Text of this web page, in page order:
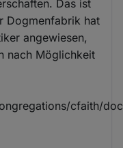
Das ist
Dogmenfabrik hat
angewiesen,
nach Möglichkeit
cfaith/